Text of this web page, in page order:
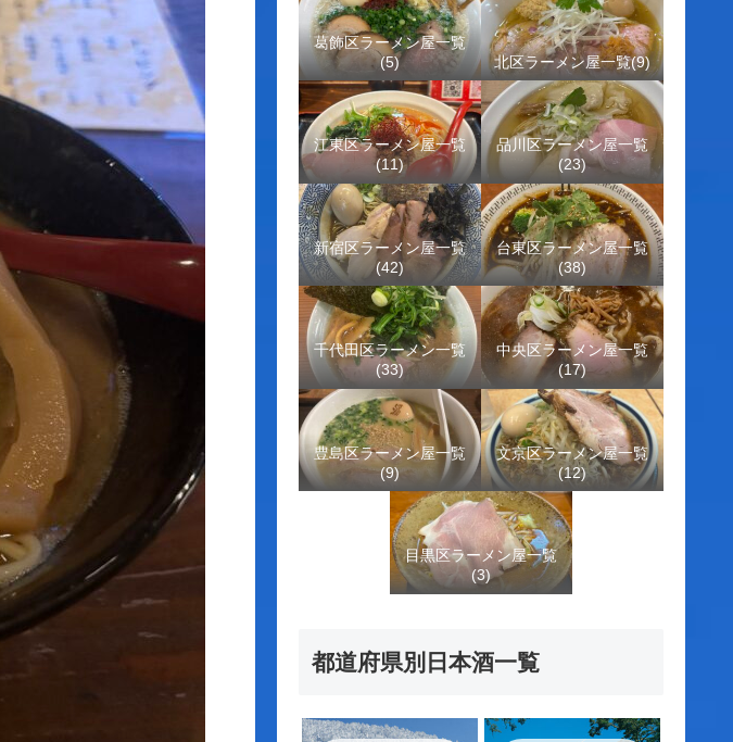
葛飾区ラーメン屋一覧
(5)
北区ラーメン屋一覧(9)
江東区ラーメン屋一覧
(11)
品川区ラーメン屋一覧
(23)
新宿区ラーメン屋一覧
(42)
台東区ラーメン屋一覧
(38)
千代田区ラーメン一覧
(33)
中央区ラーメン屋一覧
(17)
豊島区ラーメン屋一覧
(9)
文京区ラーメン屋一覧
(12)
目黒区ラーメン屋一覧
(3)
都道府県別日本酒一覧